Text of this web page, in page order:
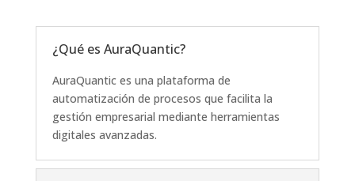
¿Qué es AuraQuantic?
AuraQuantic es una plataforma de
automatización de procesos que facilita la
gestión empresarial mediante herramientas
digitales avanzadas.